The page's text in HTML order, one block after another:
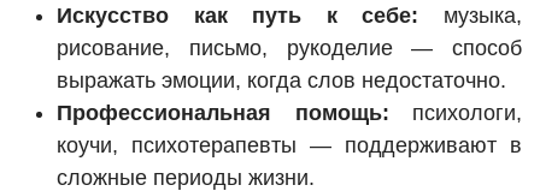
Искусство как путь к себе: музыка,
рисование, письмо, рукоделие — способ
выражать эмоции, когда слов недостаточно.
Профессиональная помощь: психологи,
коучи, психотерапевты — поддерживают в
сложные периоды жизни.